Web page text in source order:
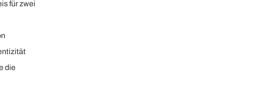
für zwei
die